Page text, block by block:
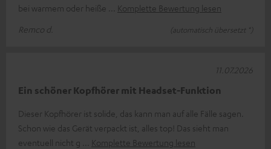
bei warmem oder heiße
Komplette Bewertung lesen
Remco d.
(automatisch übersetzt *)
Ein schöner Kopfhörer mit Headset-Funktion
Dieser Kopfhörer ist solide, das kann man auf alle Fälle sagen.
Schon wie das Gerät verpackt ist, alles top! Das sieht man
eventuell nicht g
Komplette Bewertung lesen
11.07.2026